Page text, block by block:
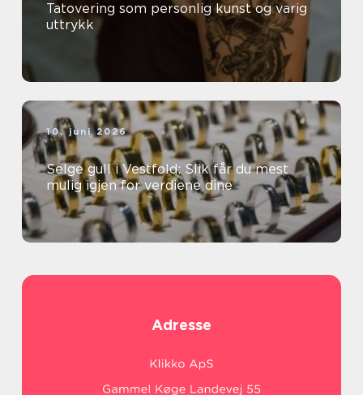
Tatovering som personlig kunst og varig
uttrykk
10. juni 2026
Selge gull i Vestfold: Slik får du mest
mulig igjen for verdiene dine
Adresse